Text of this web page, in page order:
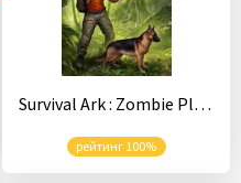
Survival Ark : Zombie Plague Island
рейтинг 100%